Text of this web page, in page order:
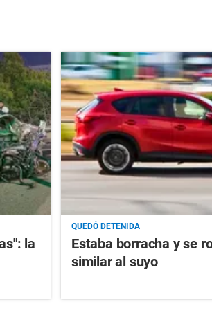
la
QUEDÓ DETENIDA
Estaba borracha y se
similar al suyo